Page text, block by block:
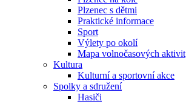
Plzenec s dětmi
Praktické informace
Sport
Výlety po okolí
Mapa volnočasových aktivit
Kultura
Kulturní a sportovní akce
Spolky a sdružení
Hasiči